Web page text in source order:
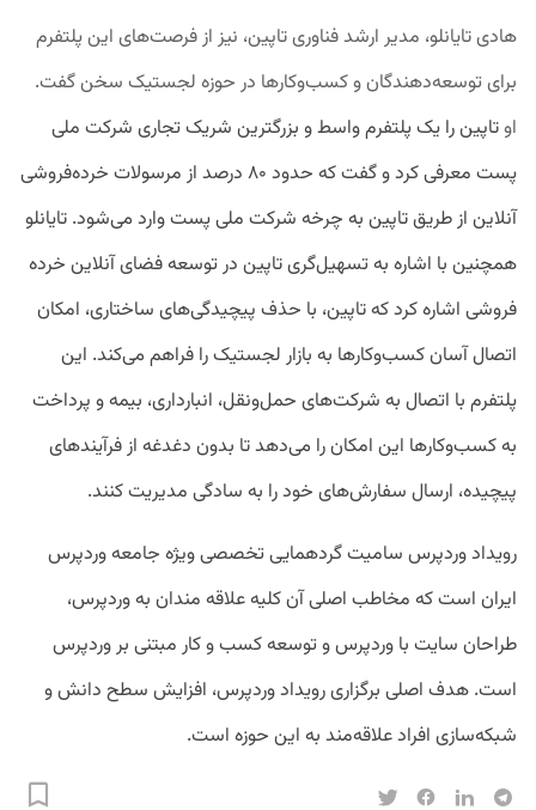
هادی تایانلو، مدیر ارشد فناوری تاپین، نیز از فرصت‌های این پلتفرم
برای توسعه‌دهندگان و کسب‌وکارها در حوزه لجستیک سخن گفت.
اوتاپین را یک پلتفرم واسط و بزرگترین شریک تجاری شرکت ملی
پست معرفی کرد و گفت که حدود ۸۰ درصد از مرسولات خرده‌فروشی
آنلاین از طریق تاپین به چرخه شرکت ملی پست وارد می‌شود. تایانلو
همچنین با اشاره به تسهیل‌گری تاپین در توسعه فضای آنلاین خرده
فروشی اشاره کرد که تاپین، با حذف پیچیدگی‌های ساختاری، امکان
اتصال آسان کسب‌وکارها به بازار لجستیک را فراهم می‌کند. این
پلتفرم با اتصال به شرکت‌های حمل‌ونقل، انبارداری، بیمه و پرداخت
به کسب‌وکارها این امکان را می‌دهد تا بدون دغدغه از فرآیندهای
پیچیده، ارسال سفارش‌های خود را به سادگی مدیریت کنند.
رویداد وردپرس سامیت گردهمایی تخصصی ویژه جامعه وردپرس
ایران است که مخاطب اصلی آن کلیه علاقه مندان به وردپرس،
طراحان سایت با وردپرس و توسعه کسب و کار مبتنی بر وردپرس
است. هدف اصلی برگزاری رویداد وردپرس، افزایش سطح دانش و
شبکه‌سازی افراد علاقه‌مند به این حوزه است.